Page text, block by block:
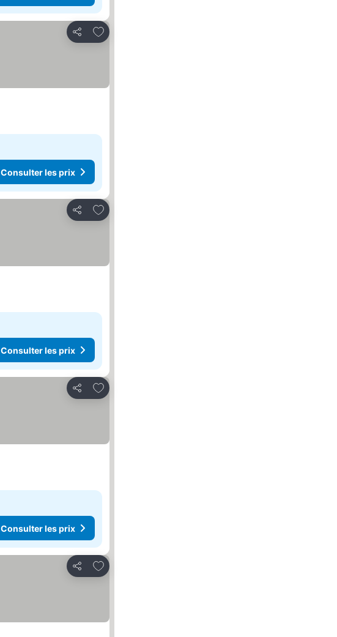
Partager
Ajouter à mes favoris
Consulter les prix
Partager
Ajouter à mes favoris
Consulter les prix
Partager
Ajouter à mes favoris
Consulter les prix
Partager
Ajouter à mes favoris